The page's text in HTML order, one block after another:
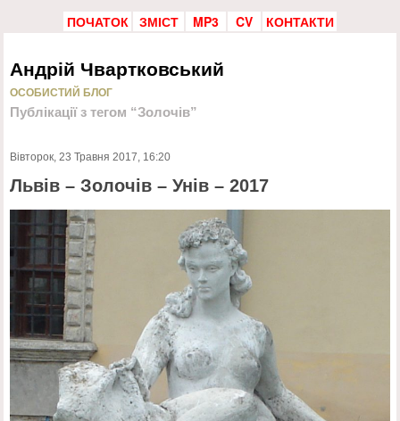
ПОЧАТОК ЗМІСТ MP3 CV КОНТАКТИ
Андрій Чвартковський
ОСОБИСТИЙ БЛОГ
Публікації з тегом “Золочів”
Львів – Золочів – Унів – 2017
Вівторок, 23 Травня 2017, 16:20